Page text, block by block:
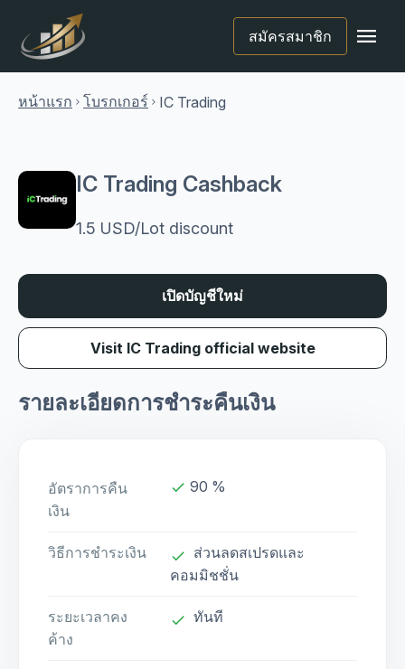
สมัครสมาชิก menu
หน้าแรก chevron_right โบรกเกอร์ chevron_right IC Trading
IC Trading Cashback
1.5 USD/Lot discount
เปิดบัญชีใหม่
Visit IC Trading official website
รายละเอียดการชำระคืนเงิน
อัตราการคืน
เงิน
done 90 %
วิธีการชำระเงิน done
ส่วนลดสเปรดและ
คอมมิชชั่น
ระยะเวลาคง
ค้าง
done ทันที